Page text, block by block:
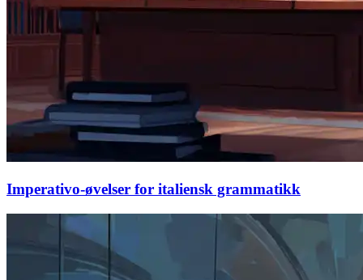
Imperativo-øvelser for italiensk grammatikk